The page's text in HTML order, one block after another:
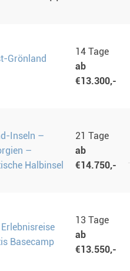
Grönland
14 Tage
ab
€13.300,-
Inseln –
–
Halbinsel
21 Tage
ab
€14.750,-
Basecamp
13 Tage
ab
€13.550,-